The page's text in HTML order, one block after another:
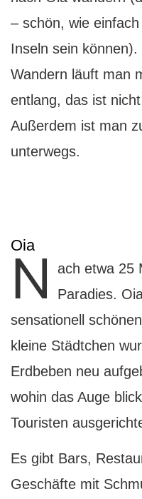
– schön, wie
Inseln sein
Wandern läuft man
entlang, das ist
Außerdem ist man
unterwegs.
Oia
N
ach etwa 25
Paradies.
sensationell
kleine Städtchen
Erdbeben neu
wohin das Auge
Touristen
Es gibt Bars,
Geschäfte mit